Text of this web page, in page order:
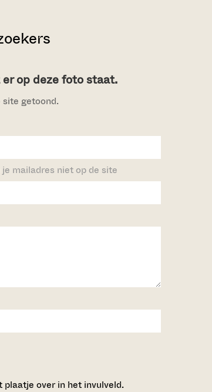
op deze foto staat.
getoond.
mailadres niet op de site
over in het invulveld.